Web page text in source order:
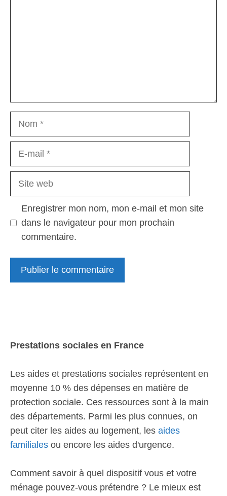
Nom
Site
Enregistrer mon nom, mon e-mail et mon site
dans le navigateur pour mon prochain
commentaire.
Prestations sociales en France
Les aides et prestations sociales représentent en
moyenne 10 % des dépenses en matière de
protection sociale. Ces ressources sont à la main
des départements. Parmi les plus connues, on
peut citer les aides au logement, les aides
familiales ou encore les aides d'urgence.
Comment savoir à quel dispositif vous et votre
ménage pouvez-vous prétendre ? Le mieux est